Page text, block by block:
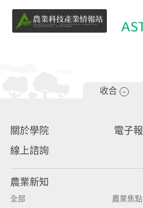
收合 -
關於學院
電子報
線上諮詢
農業新知
全部
農業焦點